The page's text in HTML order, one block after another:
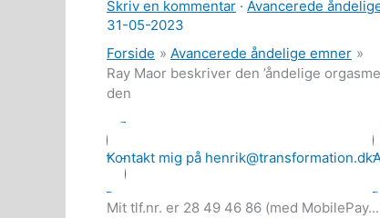
Skriv en kommentar · Avancerede
31-05-2023
Forside
Avancerede åndelige emner
Ray Maor beskriver den ’åndelige
den
Kontakt mig på henrik@transformation.dk
Mit tlf.nr. er 28 49 46 86 (med